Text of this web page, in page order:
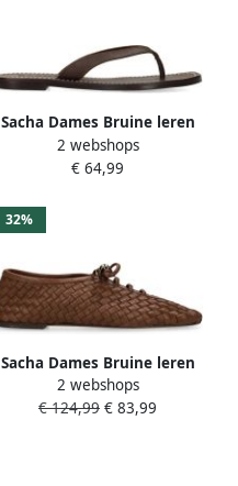
Sacha Dames Bruine leren
teenslippers
2 webshops
€ 64,99
32%
Sacha Dames Bruine leren
ballerina's met veters
2 webshops
€ 124,99 € 83,99